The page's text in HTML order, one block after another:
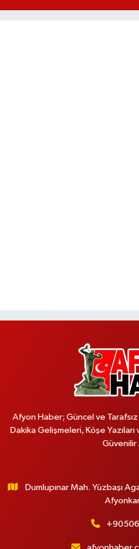
Afyon Haber; Güncel ve
Dakika Gelişmeleri, Köşe
Güvenilir
Dumlupınar Mah. Yüzbaşı